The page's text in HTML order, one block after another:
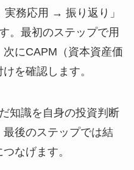
務応用 → 振り返り」
。最初のステップで用
にCAPM（資本資産価
を確認します。
知識を自身の投資判断
後のステップでは結
なげます。